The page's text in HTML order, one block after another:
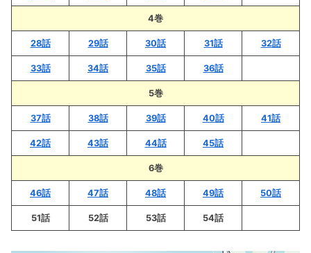
4巻
28話 29話 30話 31話 32話
33話 34話 35話 36話
5巻
37話 38話 39話 40話 41話
42話 43話 44話 45話
6巻
46話 47話 48話 49話 50話
51話 52話 53話 54話